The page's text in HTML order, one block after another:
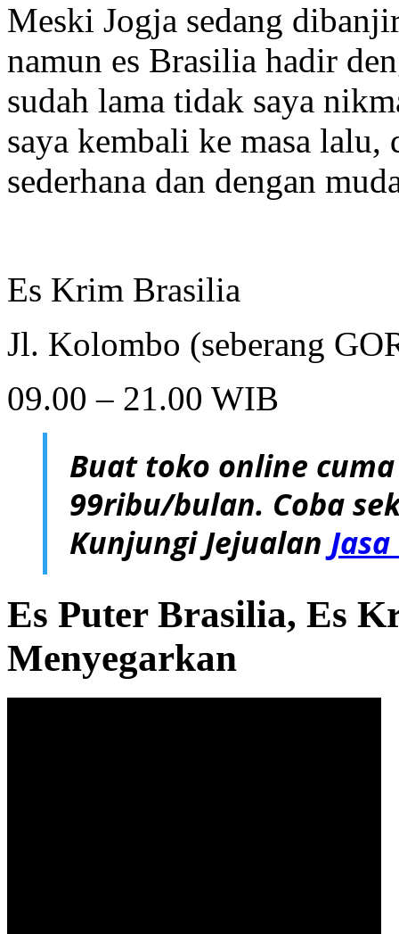
Meski Jogja sedang
namun es Brasilia hadir
sudah lama tidak saya
saya kembali ke masa lalu,
sederhana dan dengan
Es Krim Brasilia
Jl. Kolombo (seberang
09.00 – 21.00 WIB
Buat toko online
99ribu/bulan. Coba
Kunjungi Jejualan
Es Puter Brasilia, Es
Menyegarkan